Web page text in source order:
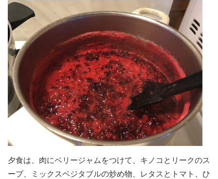
夕食は、肉にベリージャムをつけて、キノコとリークのス
ープ、ミックスベジタブルの炒め物、レタスとトマト、ひ